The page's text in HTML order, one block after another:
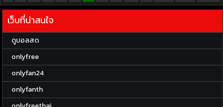
เว็บที่น่าสนใจ
ดูบอลสด
onlyfree
onlyfan24
onlyfanth